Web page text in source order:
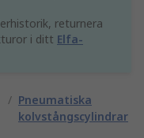
returnera
i ditt Elfa-
/ Pneumatiska
kolvstångscylindrar